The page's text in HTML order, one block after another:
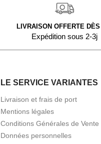
LIVRAISON OFFERTE DÈS
Expédition sous 2-3j
LE SERVICE VARIANTES
Livraison et frais de port
Mentions légales
Conditions Générales de Vente
Données personnelles